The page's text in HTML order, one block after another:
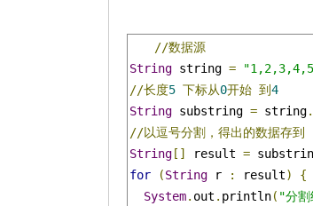
//数据源
String string =
//长度5 下标从0开始 到4
String substring = string.
//以逗号分割，得出的数据存到
String [] result =
for
(String r : result)
{
System. out . println( "分